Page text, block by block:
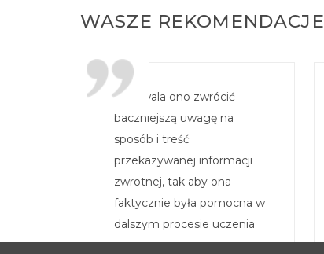
WASZE REKOMENDACJE
...pozwala ono zwrócić
baczniejszą uwagę na
sposób i treść
przekazywanej informacji
zwrotnej, tak aby ona
faktycznie była pomocna w
dalszym procesie uczenia
się.